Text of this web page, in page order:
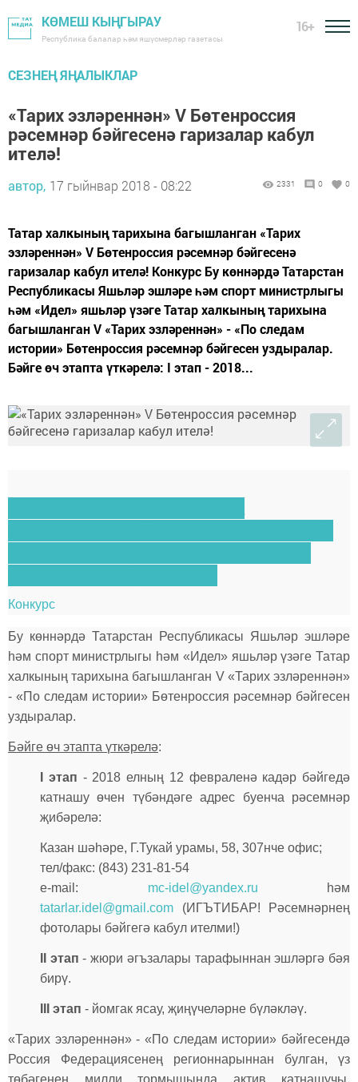
КӨМЕШ КЫҢГЫРАУ
Республика балалар һәм яшүсмерләр газетасы
16+
СЕЗНЕҢ ЯҢАЛЫКЛАР
«Тарих эзләреннән» V Бөтенроссия
рәсемнәр бәйгесенә гаризалар кабул
ителә!
автор, 17 гыйнвар 2018 - 08:22 2331 0 0
Татар халкының тарихына багышланган «Тарих
эзләреннән» V Бөтенроссия рәсемнәр бәйгесенә
гаризалар кабул ителә! Конкурс Бу көннәрдә Татарстан
Республикасы Яшьләр эшләре һәм спорт министрлыгы
һәм «Идел» яшьләр үзәге Татар халкының тарихына
багышланган V «Тарих эзләреннән» - «По следам
истории» Бөтенроссия рәсемнәр бәйгесен уздыралар.
Бәйге өч этапта үткәрелә: I этап - 2018...
Конкурс
Бу көннәрдә Татарстан Республикасы Яшьләр эшләре
һәм спорт министрлыгы һәм «Идел» яшьләр үзәге Татар
халкының тарихына багышланган V «Тарих эзләреннән»
- «По следам истории» Бөтенроссия рәсемнәр бәйгесен
уздыралар.
Бәйге өч этапта үткәрелә:
I этап - 2018 елның 12 февраленә кадәр бәйгедә
катнашу өчен түбәндәге адрес буенча рәсемнәр
җибәрелә:
Казан шәһәре, Г.Тукай урамы, 58, 307нче офис;
тел/факс: (843) 231-81-54
е-mail: mc-idel@yandex.ru һәм
tatarlar.idel@gmail.com (ИГЪТИБАР! Рәсемнәрнең
фотолары бәйгегә кабул ителми!)
II этап - жюри әгъзалары тарафыннан эшләргә бәя
бирү.
III этап - йомгак ясау, җиңүчеләрне бүләкләү.
«Тарих эзләреннән» - «По следам истории» бәйгесендә
Россия Федерациясенең регионнарыннан булган, үз
төбәгенең милли тормышында актив катнашучы,